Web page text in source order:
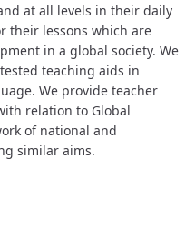
at all levels in their daily
their lessons which are
in a global society. We
teaching aids in
We provide teacher
relation to Global
of national and
similar aims.